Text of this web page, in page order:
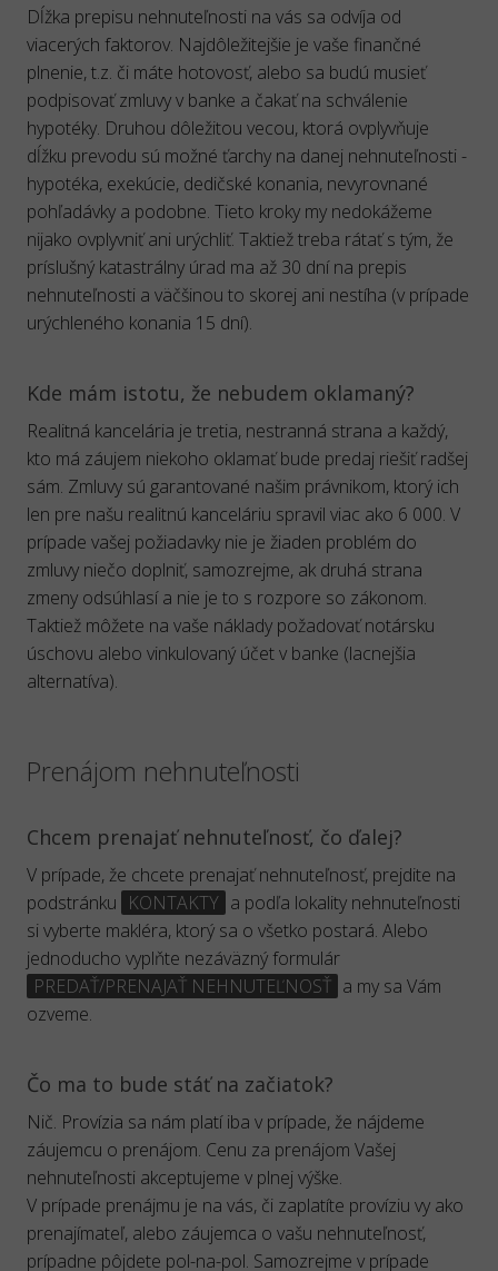
Dĺžka prepisu nehnuteľnosti na vás sa odvíja od
viacerých faktorov. Najdôležitejšie je vaše finančné
plnenie, t.z. či máte hotovosť, alebo sa budú musieť
podpisovať zmluvy v banke a čakať na schválenie
hypotéky. Druhou dôležitou vecou, ktorá ovplyvňuje
dĺžku prevodu sú možné ťarchy na danej nehnuteľnosti -
hypotéka, exekúcie, dedičské konania, nevyrovnané
pohľadávky a podobne. Tieto kroky my nedokážeme
nijako ovplyvniť ani urýchliť. Taktiež treba rátať s tým, že
príslušný katastrálny úrad ma až 30 dní na prepis
nehnuteľnosti a väčšinou to skorej ani nestíha (v prípade
urýchleného konania 15 dní).
Kde mám istotu, že nebudem oklamaný?
Realitná kancelária je tretia, nestranná strana a každý,
kto má záujem niekoho oklamať bude predaj riešiť radšej
sám. Zmluvy sú garantované našim právnikom, ktorý ich
len pre našu realitnú kanceláriu spravil viac ako 6 000. V
prípade vašej požiadavky nie je žiaden problém do
zmluvy niečo doplniť, samozrejme, ak druhá strana
zmeny odsúhlasí a nie je to s rozpore so zákonom.
Taktiež môžete na vaše náklady požadovať notársku
úschovu alebo vinkulovaný účet v banke (lacnejšia
alternatíva).
Prenájom nehnuteľnosti
Chcem prenajať nehnuteľnosť, čo ďalej?
V prípade, že chcete prenajať nehnuteľnosť, prejdite na
podstránku KONTAKTY a podľa lokality nehnuteľnosti
si vyberte makléra, ktorý sa o všetko postará. Alebo
jednoducho vyplňte nezáväzný formulár
PREDAŤ/PRENAJAŤ NEHNUTEĽNOSŤ a my sa Vám
ozveme.
Čo ma to bude stáť na začiatok?
Nič. Provízia sa nám platí iba v prípade, že nájdeme
záujemcu o prenájom. Cenu za prenájom Vašej
nehnuteľnosti akceptujeme v plnej výške.
V prípade prenájmu je na vás, či zaplatíte províziu vy ako
prenajímateľ, alebo záujemca o vašu nehnuteľnosť,
prípadne pôjdete pol-na-pol. Samozrejme v prípade